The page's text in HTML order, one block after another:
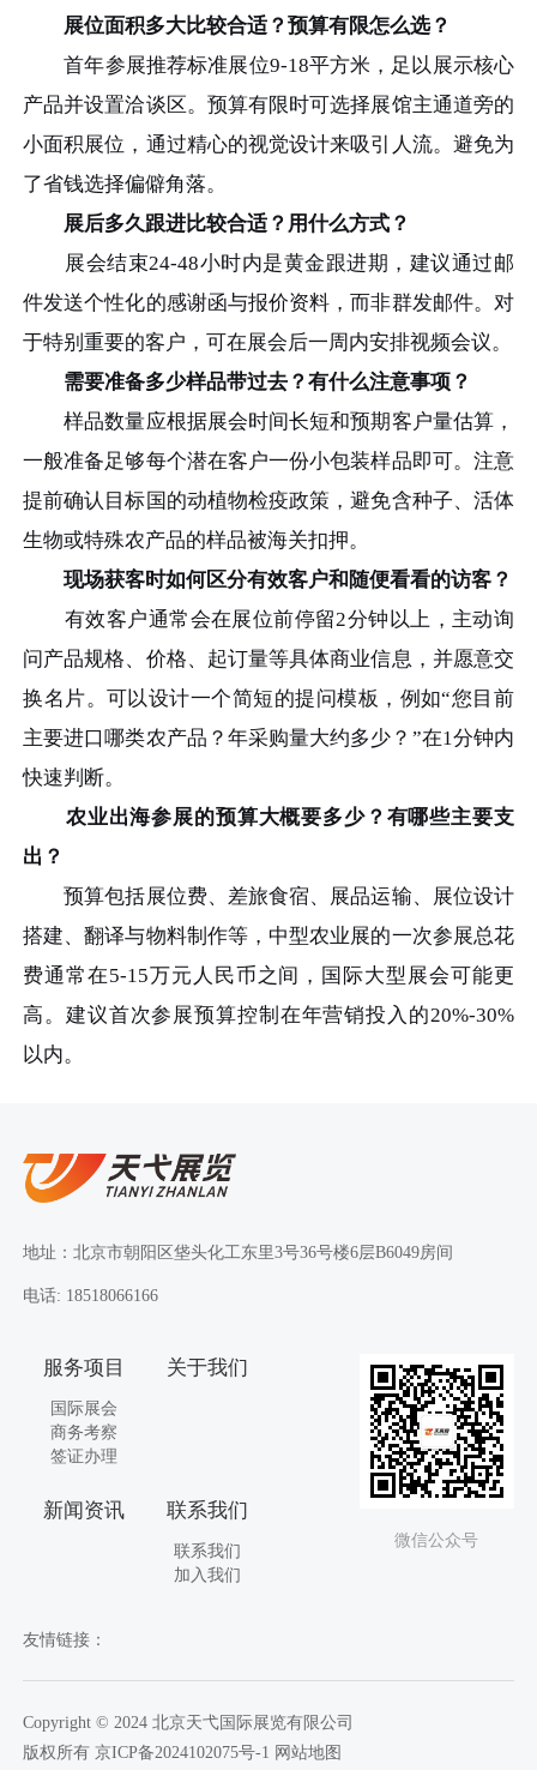
展位面积多大比较合适？预算有限怎么选？
首年参展推荐标准展位9-18平方米，足以展示核心
产品并设置洽谈区。预算有限时可选择展馆主通道旁的
小面积展位，通过精心的视觉设计来吸引人流。避免为
了省钱选择偏僻角落。
展后多久跟进比较合适？用什么方式？
展会结束24-48小时内是黄金跟进期，建议通过邮
件发送个性化的感谢函与报价资料，而非群发邮件。对
于特别重要的客户，可在展会后一周内安排视频会议。
需要准备多少样品带过去？有什么注意事项？
样品数量应根据展会时间长短和预期客户量估算，
一般准备足够每个潜在客户一份小包装样品即可。注意
提前确认目标国的动植物检疫政策，避免含种子、活体
生物或特殊农产品的样品被海关扣押。
现场获客时如何区分有效客户和随便看看的访客？
有效客户通常会在展位前停留2分钟以上，主动询
问产品规格、价格、起订量等具体商业信息，并愿意交
换名片。可以设计一个简短的提问模板，例如“您目前
主要进口哪类农产品？年采购量大约多少？”在1分钟内
快速判断。
农业出海参展的预算大概要多少？有哪些主要支
出？
预算包括展位费、差旅食宿、展品运输、展位设计
搭建、翻译与物料制作等，中型农业展的一次参展总花
费通常在5-15万元人民币之间，国际大型展会可能更
高。建议首次参展预算控制在年营销投入的20%-30%
以内。
地址：北京市朝阳区垡头化工东里3号36号楼6层B6049房间
电话: 18518066166
服务项目
国际展会
商务考察
签证办理
关于我们
新闻资讯 联系我们
联系我们
加入我们
微信公众号
友情链接：
Copyright © 2024 北京天弋国际展览有限公司
版权所有 京ICP备2024102075号-1 网站地图